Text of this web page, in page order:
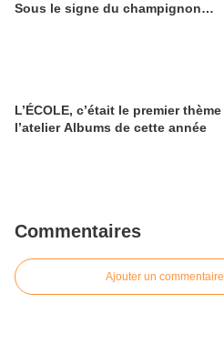
Sous le signe du champignon…
L’ÉCOLE, c’était le premier thème de
l’atelier Albums de cette année
Commentaires
Ajouter un commentaire